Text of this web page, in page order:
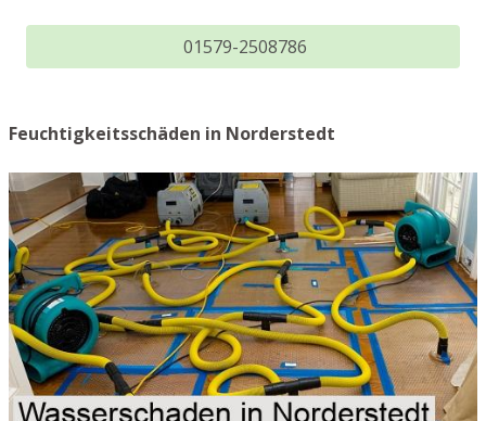
01579-2508786
Feuchtigkeitsschäden in Norderstedt